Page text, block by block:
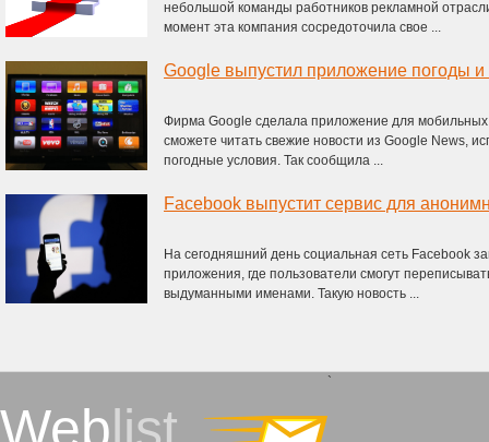
небольшой команды работников рекламной
момент эта компания сосредоточила свое ...
Google выпустил приложение погоды и
Фирма Google сделала приложение для мобильных
сможете читать свежие новости из Google News,
погодные условия. Так сообщила ...
Facebook выпустит сервис для
На сегодняшний день социальная сеть Facebook
приложения, где пользователи смогут
выдуманными именами. Такую новость ...
Weblist
`